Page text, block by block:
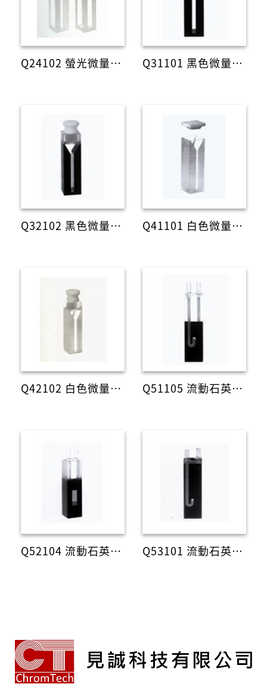
Q24102 螢光微量石英液槽(含塞) Q31101 黑色微量石英液槽(含蓋)
Q32102 黑色微量石英液槽(含塞) Q41101 白色微量石英液槽(含蓋)
Q42102 白色微量石英液槽(含塞) Q51105 流動石英液槽
Q52104 流動石英液槽 Q53101 流動石英液槽